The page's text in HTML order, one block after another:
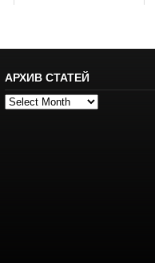
АРХИВ СТАТЕЙ
Архив